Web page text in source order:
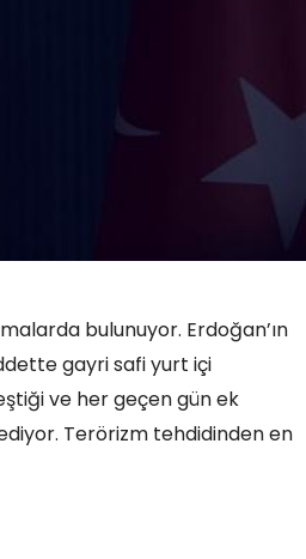
bulunuyor. Erdoğan’ın
gayri safi yurt içi
ve her geçen gün ek
Terörizm tehdidinden en